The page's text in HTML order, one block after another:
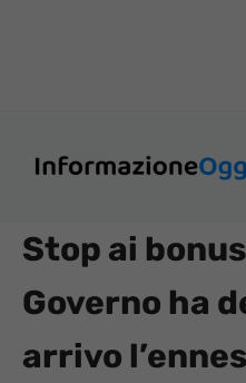
Stop ai
Governo ha
arrivo